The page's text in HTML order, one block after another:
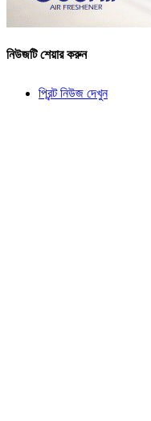
নিউজটি শেয়ার করুন
প্রিন্ট নিউজ দেখুন